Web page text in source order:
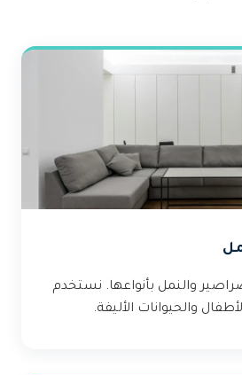
والنمل بأنواعها. نستخدم
والحيوانات الأليفة.